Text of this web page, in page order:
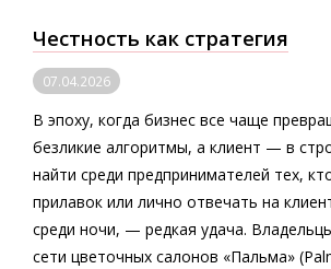
Честность как стратегия
07.04.2026
В эпоху, когда бизнес все чаще
безликие алгоритмы, а клиент — в
найти среди предпринимателей тех,
прилавок или лично отвечать на
среди ночи, — редкая удача.
сети цветочных салонов «Пальма»